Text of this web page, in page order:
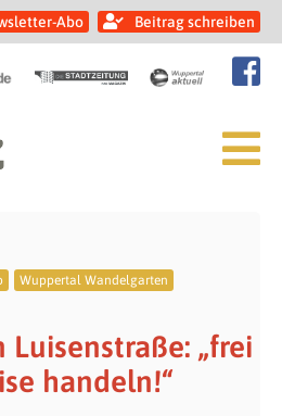
Abo Beitrag schreiben
Wuppertal Wandelgarten
„frei
handeln!“